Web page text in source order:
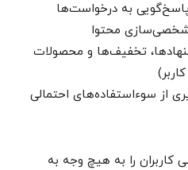
پاسخ‌گویی به درخواست‌ها
شخصی‌سازی محتوا
تخفیف‌ها و محصولات
از سوءاستفاده‌های احتمالی
را به هیچ وجه به